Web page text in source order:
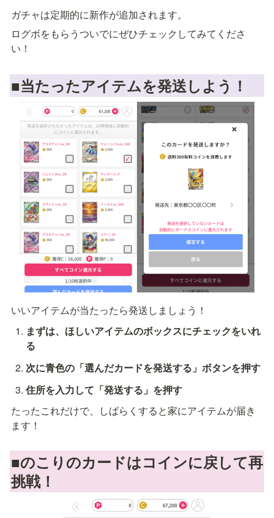
ガチャは定期的に新作が追加されます。
ログボをもらうついでにぜひチェックしてみてくださ
い！
■当たったアイテムを発送しよう！
いいアイテムが当たったら発送しましょう！
まずは、ほしいアイテムのボックスにチェックをいれ
る
次に青色の「選んだカードを発送する」ボタンを押す
住所を入力して「発送する」を押す
たったこれだけで、しばらくすると家にアイテムが届き
ます！
■のこりのカードはコインに戻して再
挑戦！